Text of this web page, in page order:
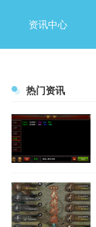
资讯中心
热门资讯